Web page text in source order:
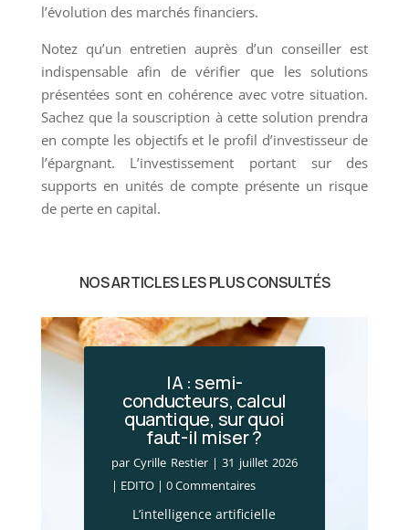
l’évolution des marchés financiers.
Notez qu’un entretien auprès d’un conseiller est
indispensable afin de vérifier que les solutions
présentées sont en cohérence avec votre situation.
Sachez que la souscription à cette solution prendra
en compte les objectifs et le profil d’investisseur de
l’épargnant. L’investissement portant sur des
supports en unités de compte présente un risque
de perte en capital.
NOS ARTICLES LES PLUS CONSULTÉS
IA : semi-
conducteurs, calcul
quantique, sur quoi
faut-il miser ?
parCyrille Restier|31 juillet 2026
| EDITO| 0 Commentaires
L’intelligence artificielle
Incendies en Gironde
: le choc économique
parCyrille Restier
28 juillet 2026
patrimoniales| 0 Commentaires